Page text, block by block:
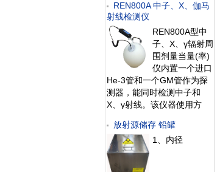
构设计：采用多层材料制
作，加上专业的人性化结构
设计，让您穿戴舒适； 4、
精密制作工艺：做工精
REN800A 中子、X、伽马
射线检测仪
REN800A型中
子、X、γ辐射周
围剂量当量(率)
仪内置一个进口
He-3管和一个GM管作为探
测器，能同时检测中子和
X、γ射线。该仪器使用方
能量响应特性好。此外通过
配套的RenRiRate辐射剂量
管理软件可将存储的数据读
出后分析。该仪器适用于环
放射源储存 铅罐
1、内径